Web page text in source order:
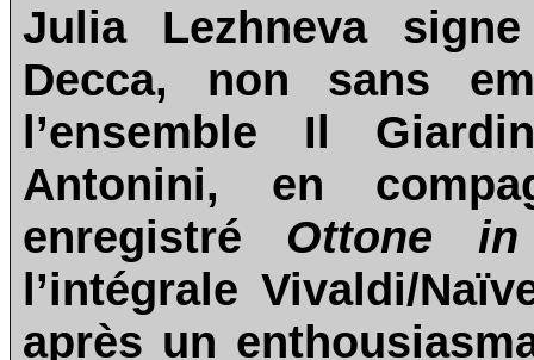
Julia Lezhneva
Decca, non sans
l’ensemble Il
Antonini, en
enregistré Ottone
l’intégrale Vivaldi/
après un